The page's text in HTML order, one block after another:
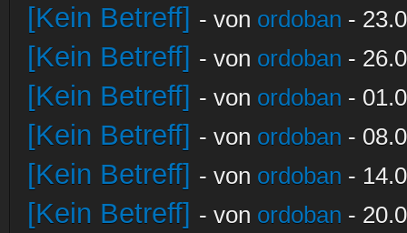
[Kein Betreff] - von ordoban -
[Kein Betreff] - von ordoban -
[Kein Betreff] - von ordoban -
[Kein Betreff] - von ordoban -
[Kein Betreff] - von ordoban -
[Kein Betreff] - von ordoban -